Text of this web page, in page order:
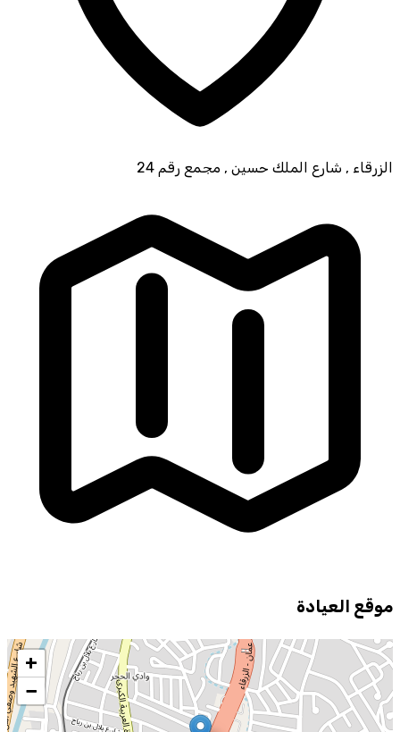
الزرقاء , شارع الملك حسين , مجمع رقم 24
موقع العيادة
+
−